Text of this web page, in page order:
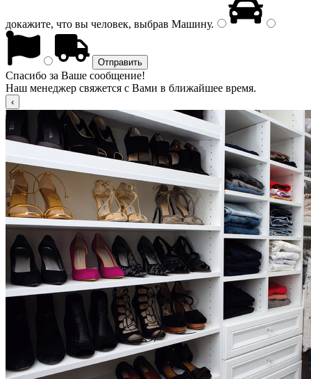
докажите, что вы человек, выбрав Машину.
Спасибо за Ваше сообщение!
Наш менеджер свяжется с Вами в ближайшее время.